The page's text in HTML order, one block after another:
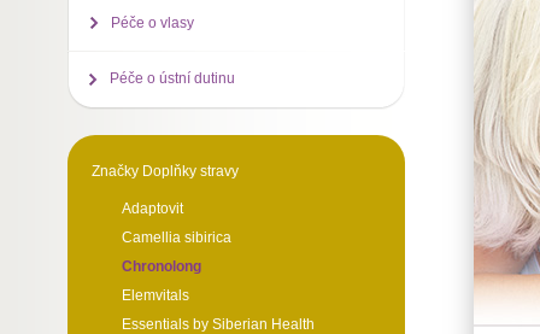
Péče o vlasy
Péče o ústní dutinu
Značky Doplňky stravy
Adaptovit
Camellia sibirica
Chronolong
Elemvitals
Essentials by Siberian Health